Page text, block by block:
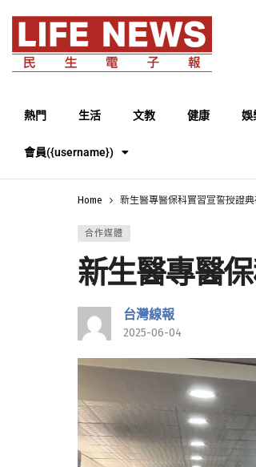
熱門 生活 文教 健康 娛
會員({username})
Home 新生醫專醫保科實習宣誓授證
合作媒體
新生醫專醫
台灣線報
2025-06-04